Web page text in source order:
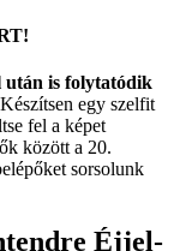
után is folytatódik
Készítsen egy szelfit
fel a képet
között a 20.
sorsolunk
Éjjel-